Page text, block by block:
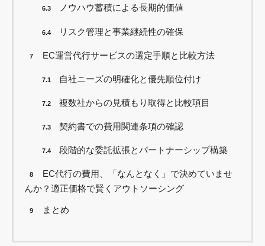
6.3 ノウハウ蓄積による長期的価値
6.4 リスク管理と事業継続性の確保
7 EC運営代行サービスの選定手順と比較方法
7.1 自社ニーズの明確化と優先順位付け
7.2 複数社からの見積もり取得と比較項目
7.3 契約書での費用関連条項の確認
7.4 段階的な委託拡張とパートナーシップ構築
8
EC代行の費用、「なんとなく」で決めていませ
んか？適正価格で賢くアウトソーシング
9 まとめ